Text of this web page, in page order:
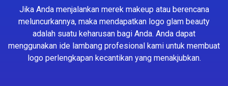
Jika Anda menjalankan merek makeup atau berencana
meluncurkannya, maka mendapatkan logo glam beauty
adalah suatu keharusan bagi Anda. Anda dapat
menggunakan ide lambang profesional kami untuk membuat
logo perlengkapan kecantikan yang menakjubkan.